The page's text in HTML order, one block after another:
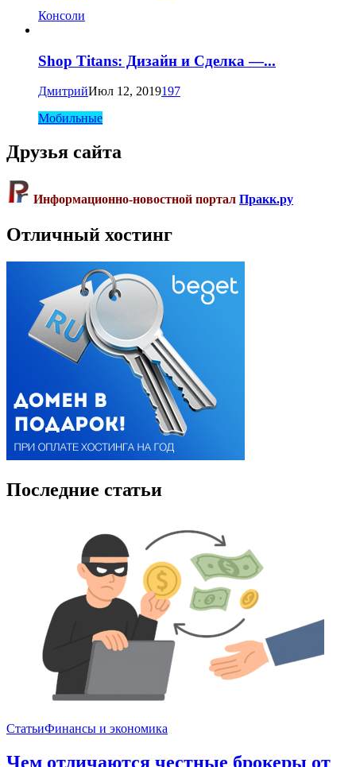
Консоли
Shop Titans: Дизайн и Сделка —...
ДмитрийИюл 12, 2019197
Мобильные
Друзья сайта
Информационно-новостной портал Пракк.ру
Отличный хостинг
Последние статьи
СтатьиФинансы и экономика
Чем отличаются честные брокеры от